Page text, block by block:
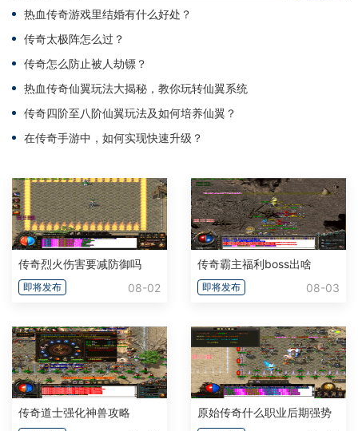
热血传奇游戏里结婚有什么好处？
传奇太极阵怎么过？
传奇怎么防止被人劫镖？
热血传奇仙翼玩法大揭秘，教你玩转仙翼系统
传奇四阶至八阶仙翼玩法及如何培养仙翼？
在传奇手游中，如何实现快速升级？
传奇烈火伤害要减防御吗
即将发布 08-02
传奇霸主福利boss出啥
即将发布 08-03
传奇道士强化神兽攻略 原始传奇什么职业后期强势